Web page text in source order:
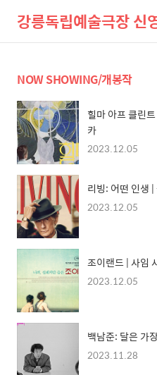
강릉독립예술극장 신
NOW SHOWING/개봉작
힐마 아프 클린
카
2023.12.05
리빙: 어떤 인생
2023.12.05
조이랜드 | 사임
2023.12.05
백남준: 달은 가
2023.11.28